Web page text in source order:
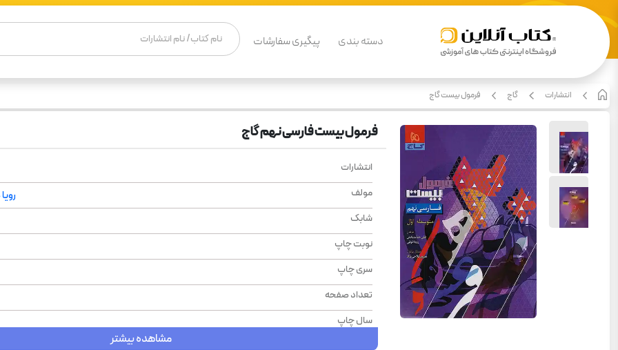
دسته بندی پیگیری سفارشات
انتشارات گاج فرمول بیست گاج
فرمول بیست فارسی نهم گاج
انتشارات
مولف
شابک
نوبت چاپ
سری چاپ
تعداد صفحه
سال چاپ
مشاهده بیشتر